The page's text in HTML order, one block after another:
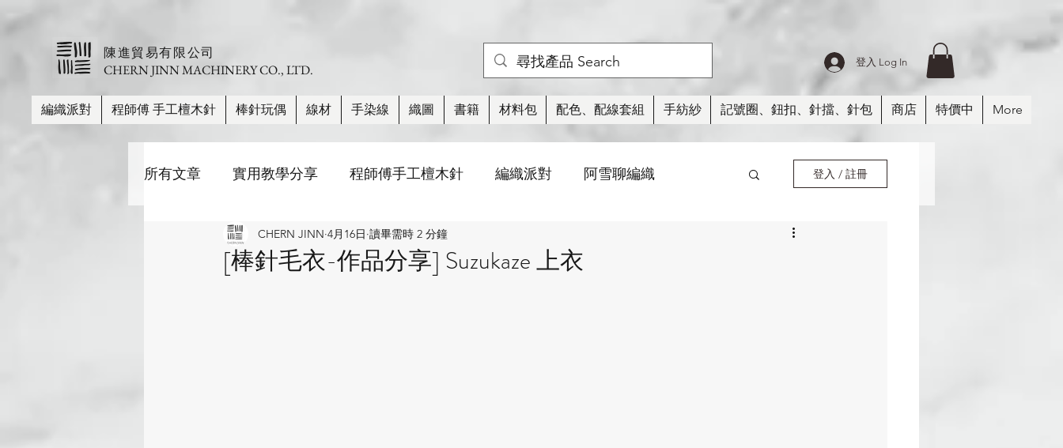
​陳進貿易有限公司
CHERN JINN MACHINERY CO., LTD. 登入 Log In
編織派對 程師傅 手工檀木針 棒針玩偶 線材 手染線 織圖 書籍 材料包 配色、配線套組 手紡紗 記號圈、鈕扣、針擋、針包 商店 特價中 More
所有文章 實用教學分享 程師傅手工檀木針 編織派對 阿雪聊編織
棒針尺寸、長度、材質比較 活動 織圖
登入 / 註冊
[棒針毛衣-作品分享] Suzukaze 上衣
CHERN JINN 4月16日 讀畢需時 2 分鐘